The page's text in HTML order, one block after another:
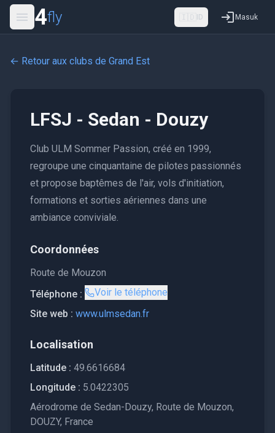
4fly 🇮🇩 ID Masuk
← Retour aux clubs de Grand Est
LFSJ - Sedan - Douzy
Club ULM Sommer Passion, créé en 1999,
regroupe une cinquantaine de pilotes passionnés
et propose baptêmes de l'air, vols d'initiation,
formations et sorties aériennes dans une
ambiance conviviale.
Coordonnées
Route de Mouzon
Téléphone :
Voir le téléphone
Site web : www.ulmsedan.fr
Localisation
Latitude : 49.6616684
Longitude : 5.0422305
Aérodrome de Sedan-Douzy, Route de Mouzon,
DOUZY, France